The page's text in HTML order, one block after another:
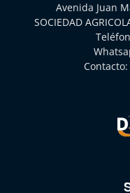
Avenida Juan
SOCIEDAD
Contacto: